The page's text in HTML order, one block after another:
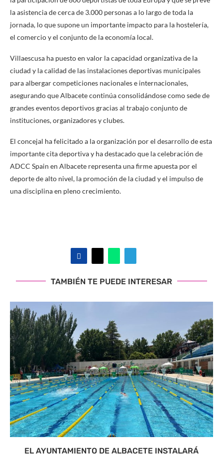
la asistencia de cerca de 3.000 personas a lo largo de toda la
jornada, lo que supone un importante impacto para la hostelería,
el comercio y el conjunto de la economía local.
Villaescusa ha puesto en valor la capacidad organizativa de la
ciudad y la calidad de las instalaciones deportivas municipales
para albergar competiciones nacionales e internacionales,
asegurando que Albacete continúa consolidándose como sede de
grandes eventos deportivos gracias al trabajo conjunto de
instituciones, organizadores y clubes.
El concejal ha felicitado a la organización por el desarrollo de esta
importante cita deportiva y ha destacado que la celebración de
ADCC Spain en Albacete representa una firme apuesta por el
deporte de alto nivel, la promoción de la ciudad y el impulso de
una disciplina en pleno crecimiento.
TAMBIÉN TE PUEDE INTERESAR
EL AYUNTAMIENTO DE ALBACETE INSTALARÁ